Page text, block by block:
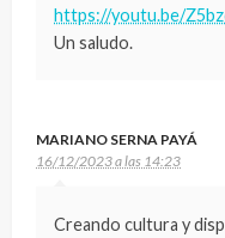
https://youtu.be/
Un saludo.
MARIANO SERNA PAYÁ
16/12/2023 a las 14:23
Creando cultura y